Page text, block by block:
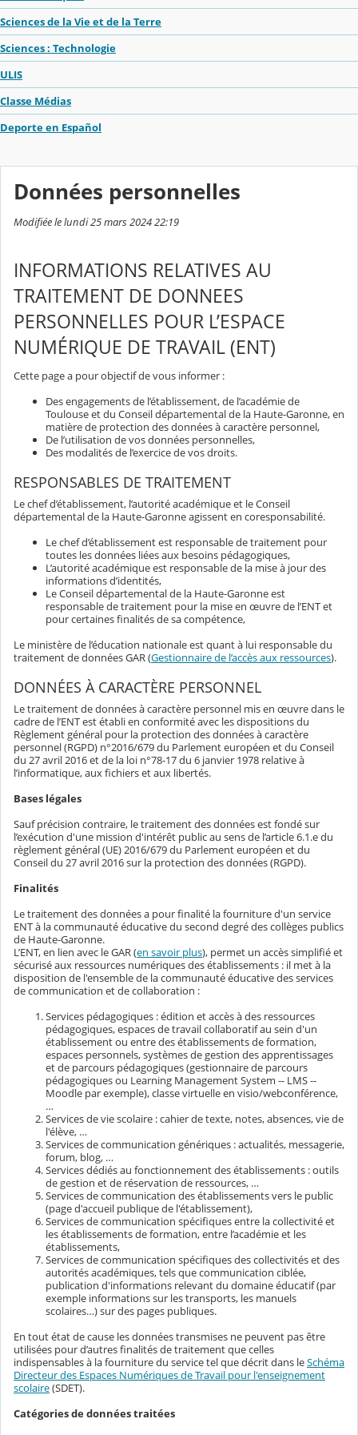
Sciences de la Vie et de la Terre
Sciences : Technologie
ULIS
Classe Médias
Deporte en Español
Données personnelles
Modifiée le lundi 25 mars 2024 22:19
INFORMATIONS RELATIVES AU
TRAITEMENT DE DONNEES
PERSONNELLES POUR L’ESPACE
NUMÉRIQUE DE TRAVAIL (ENT)
Cette page a pour objectif de vous informer :
Des engagements de l’établissement, de l’académie de
Toulouse et du Conseil départemental de la Haute-Garonne, en
matière de protection des données à caractère personnel,
De l’utilisation de vos données personnelles,
Des modalités de l’exercice de vos droits.
RESPONSABLES DE TRAITEMENT
Le chef d’établissement, l’autorité académique et le Conseil
départemental de la Haute-Garonne agissent en coresponsabilité.
Le chef d’établissement est responsable de traitement pour
toutes les données liées aux besoins pédagogiques,
L’autorité académique est responsable de la mise à jour des
informations d’identités,
Le Conseil départemental de la Haute-Garonne est
responsable de traitement pour la mise en œuvre de l’ENT et
pour certaines finalités de sa compétence,
Le ministère de l’éducation nationale est quant à lui responsable du
traitement de données GAR (Gestionnaire de l’accès aux ressources).
DONNÉES À CARACTÈRE PERSONNEL
Le traitement de données à caractère personnel mis en œuvre dans le
cadre de l’ENT est établi en conformité avec les dispositions du
Règlement général pour la protection des données à caractère
personnel (RGPD) n°2016/679 du Parlement européen et du Conseil
du 27 avril 2016 et de la loi n°78-17 du 6 janvier 1978 relative à
l’informatique, aux fichiers et aux libertés.
Bases légales
Sauf précision contraire, le traitement des données est fondé sur
l’exécution d'une mission d'intérêt public au sens de l’article 6.1.e du
règlement général (UE) 2016/679 du Parlement européen et du
Conseil du 27 avril 2016 sur la protection des données (RGPD).
Finalités
Le traitement des données a pour finalité la fourniture d'un service
ENT à la communauté éducative du second degré des collèges publics
de Haute-Garonne.
L’ENT, en lien avec le GAR (en savoir plus), permet un accès simplifié et
sécurisé aux ressources numériques des établissements : il met à la
disposition de l'ensemble de la communauté éducative des services
de communication et de collaboration :
Services pédagogiques : édition et accès à des ressources
pédagogiques, espaces de travail collaboratif au sein d'un
établissement ou entre des établissements de formation,
espaces personnels, systèmes de gestion des apprentissages
et de parcours pédagogiques (gestionnaire de parcours
pédagogiques ou Learning Management System -- LMS --
Moodle par exemple), classe virtuelle en visio/webconférence,
…
Services de vie scolaire : cahier de texte, notes, absences, vie de
l'élève, …
Services de communication génériques : actualités, messagerie,
forum, blog, …
Services dédiés au fonctionnement des établissements : outils
de gestion et de réservation de ressources, …
Services de communication des établissements vers le public
(page d'accueil publique de l'établissement),
Services de communication spécifiques entre la collectivité et
les établissements de formation, entre l’académie et les
établissements,
Services de communication spécifiques des collectivités et des
autorités académiques, tels que communication ciblée,
publication d'informations relevant du domaine éducatif (par
exemple informations sur les transports, les manuels
scolaires…) sur des pages publiques.
En tout état de cause les données transmises ne peuvent pas être
utilisées pour d’autres finalités de traitement que celles
indispensables à la fourniture du service tel que décrit dans leSchéma
Directeur des Espaces Numériques de Travail pour l'enseignement
scolaire(SDET).
Catégories de données traitées